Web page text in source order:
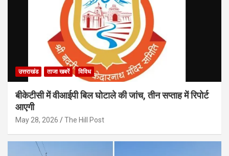
उत्तराखंड ताजा खबरें विविध
बीकेटीसी में वीआईपी बिल घोटाले की जांच, तीन सप्ताह में रिपोर्ट
आएगी
May 28, 2026 The Hill Post